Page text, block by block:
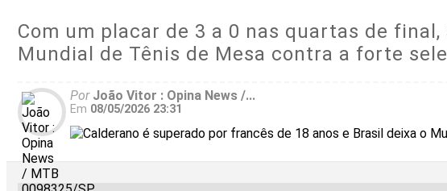
Com um placar de 3 a 0 nas quartas de
Mundial de Tênis de Mesa contra a forte
PorJoão Vitor : Opina News /...
Em 08/05/2026 23:31